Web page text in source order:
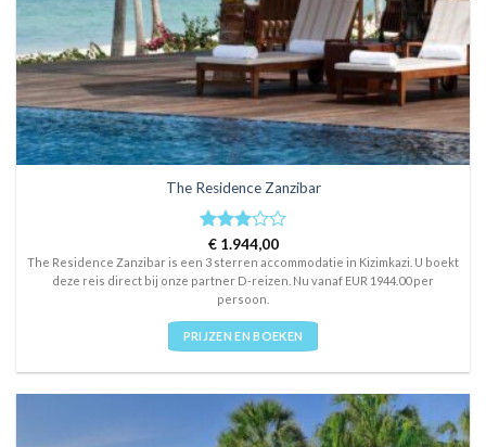
The Residence Zanzibar
Rated
3out
of 5
€1.944,00
The Residence Zanzibar is een 3 sterren accommodatie in Kizimkazi. U boekt
deze reis direct bij onze partner D-reizen. Nu vanaf EUR 1944.00 per
persoon.
PRIJZEN EN BOEKEN